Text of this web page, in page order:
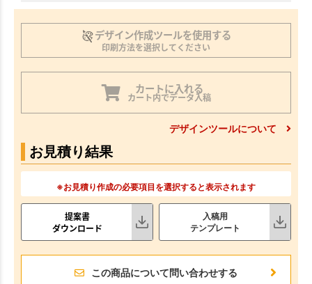
デザイン作成ツールを使用する
印刷方法を選択してください
カートに入れる
カート内でデータ入稿
デザインツールについて
お見積り結果
※お見積り作成の必要項目を選択すると表示されます
提案書
ダウンロード
入稿用
テンプレート
この商品について問い合わせする